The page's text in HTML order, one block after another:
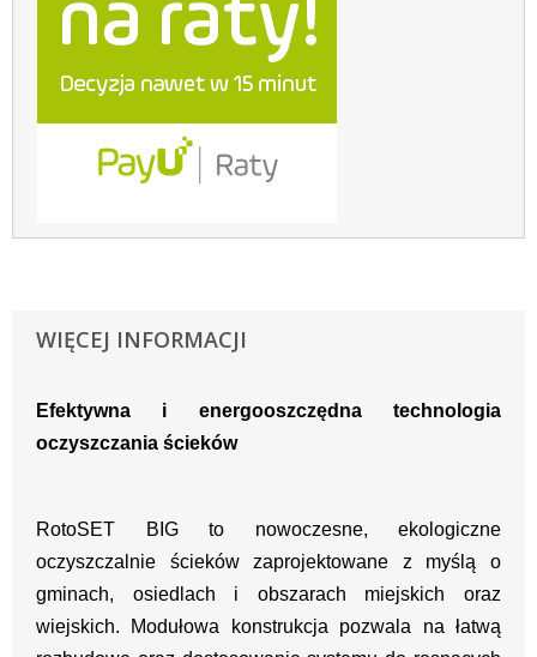
WIĘCEJ INFORMACJI
Efektywna i energooszczędna technologia
oczyszczania ścieków
RotoSET BIG to nowoczesne, ekologiczne
oczyszczalnie ścieków zaprojektowane z myślą o
gminach, osiedlach i obszarach miejskich oraz
wiejskich. Modułowa konstrukcja pozwala na łatwą